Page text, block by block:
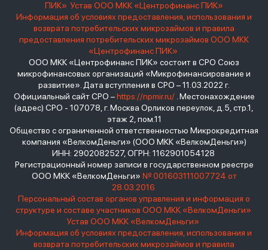
ПИК» Устав ООО МКК «Центрофинанс ПИК»
Информация об условиях предоставления, использования и
возврата потребительских микрозаймов и правила
предоставления потребительских микрозаймов ООО МКК
«Центрофинанс ПИК»
ООО МКК «Центрофинанс ПИК» состоит в СРО Союз
микрофинансовых организаций «Микрофинансирование и
развитие». Дата вступления в СРО – 11.03.2022 г.
Официальный сайт СРО –https://npmir.ru/. Местонахождение
(адрес) СРО - 107078, г. Москва Орликов переулок, д.5, стр.1,
этаж 2, пом.11
Общество с ограниченной ответственностью Микрокредитная
компания «ВелкомДеньги» (ООО МКК «ВелкомДеньги»)
ИНН: 2902082527, ОГРН: 1162901054128
Регистрационный номер записи в государственном реестре
ООО МКК «ВелкомДеньги» № 001603111007724 от
28.03.2016
Персональный состав органов управления и информация о
структуре и составе участников ООО МКК «ВелкомДеньги»
Устав ООО МКК «ВелкомДеньги»
Информация об условиях предоставления, использования и
возврата потребительских микрозаймов и правила